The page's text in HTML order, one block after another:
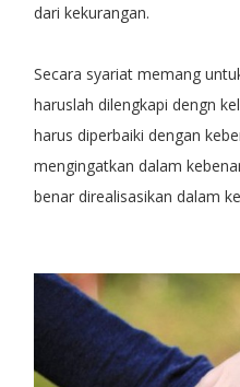
dari kekurangan.
Secara syariat memang
haruslah dilengkapi dengn
harus diperbaiki dengan
mengingatkan dalam
benar direalisasikan dalam